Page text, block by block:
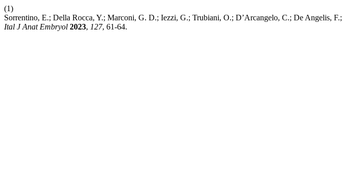
(1)
Sorrentino, E.; Della Rocca, Y.; Marconi, G. D.; Iezzi, G.; Trubiani, O.; D’Arcangelo, C.; De Angelis,
Ital J Anat Embryol 2023, 127, 61-64.